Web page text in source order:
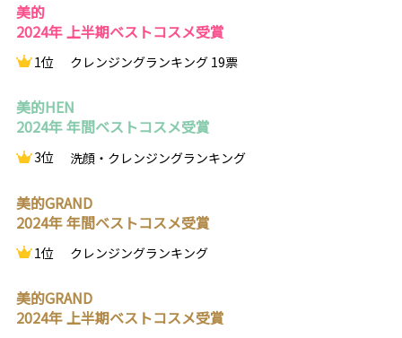
美的
2024年 上半期ベストコスメ受賞
1位 クレンジングランキング 19票
美的HEN
2024年 年間ベストコスメ受賞
3位 洗顔・クレンジングランキング
美的GRAND
2024年 年間ベストコスメ受賞
1位 クレンジングランキング
美的GRAND
2024年 上半期ベストコスメ受賞